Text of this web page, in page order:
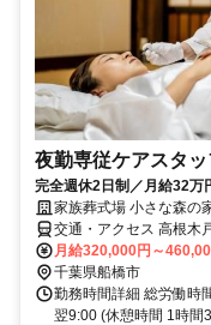
夜勤専従ケアスタッ
完全週休2日制／月給32万
家族葬式場 小さな森の
交通・アクセス 高根木
月給320,000円～
千葉県船橋市
勤務時間詳細 総労働時
翌9:00 (休憩時間 1時間